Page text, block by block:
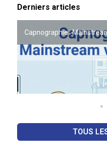
Derniers articles
OFFRE PARTENAIRE VETO LAB x ACADOMVET
Capnographie :
TOUS